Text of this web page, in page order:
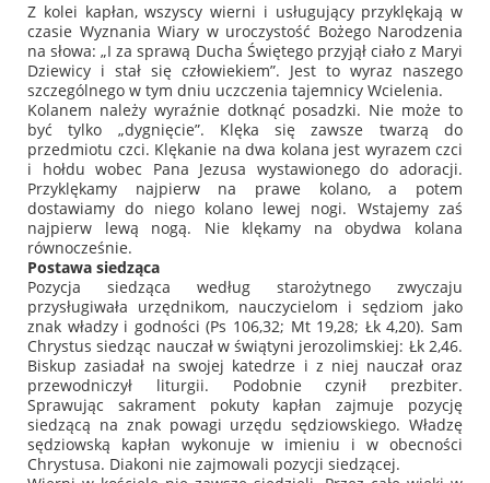
Z kolei kapłan, wszyscy wierni i usługujący przyklękają w
czasie Wyznania Wiary w uroczystość Bożego Narodzenia
na słowa:„I za sprawą Ducha Świętego przyjął ciało z Maryi
Dziewicy i stał się człowiekiem”. Jest to wyraz naszego
szczególnego w tym dniu uczczenia tajemnicy Wcielenia.
Kolanem należy wyraźnie dotknąć posadzki. Nie może to
być tylko „dygnięcie”. Klęka się zawsze twarzą do
przedmiotu czci. Klękanie na dwa kolana jest wyrazem czci
i hołdu wobec Pana Jezusa wystawionego do adoracji.
Przyklękamy najpierw na prawe kolano, a potem
dostawiamy do niego kolano lewej nogi. Wstajemy zaś
najpierw lewą nogą. Nie klękamy na obydwa kolana
równocześnie.
Postawa siedząca
Pozycja siedząca według starożytnego zwyczaju
przysługiwała urzędnikom, nauczycielom i sędziom jako
znak władzy i godności (Ps 106,32; Mt 19,28; Łk 4,20). Sam
Chrystus siedząc nauczał w świątyni jerozolimskiej: Łk 2,46.
Biskup zasiadał na swojej katedrze i z niej nauczał oraz
przewodniczył liturgii. Podobnie czynił prezbiter.
Sprawując sakrament pokuty kapłan zajmuje pozycję
siedzącą na znak powagi urzędu sędziowskiego. Władzę
sędziowską kapłan wykonuje w imieniu i w obecności
Chrystusa. Diakoni nie zajmowali pozycji siedzącej.